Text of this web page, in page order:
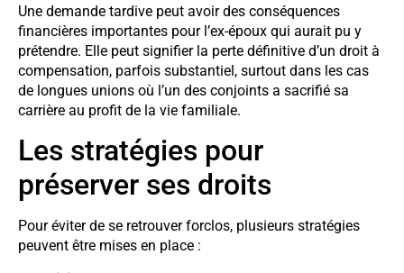
Une demande tardive peut avoir des conséquences
financières importantes pour l’ex-époux qui aurait pu y
prétendre. Elle peut signifier la perte définitive d’un droit à
compensation, parfois substantiel, surtout dans les cas
de longues unions où l’un des conjoints a sacrifié sa
carrière au profit de la vie familiale.
Les stratégies pour
préserver ses droits
Pour éviter de se retrouver forclos, plusieurs stratégies
peuvent être mises en place :